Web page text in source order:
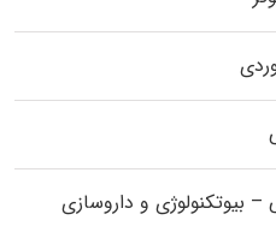
بیوتکنولوژی و داروسازی